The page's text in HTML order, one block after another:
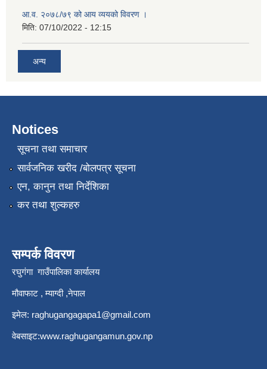
आ.व. २०७८/७९ को आय व्ययको विवरण ।
मिति: 07/10/2022 - 12:15
अन्य
Notices
सूचना तथा समाचार
सार्वजनिक खरीद /बोलपत्र सूचना
एन, कानुन तथा निर्देशिका
कर तथा शुल्कहरु
सम्पर्क विवरण
रघुगंगा गाउँपालिका कार्यालय
मौवाफाट , म्याग्दी ,नेपाल
इमेल: raghugangagapa1@gmail.com
वेबसाइट:www.raghugangamun.gov.np